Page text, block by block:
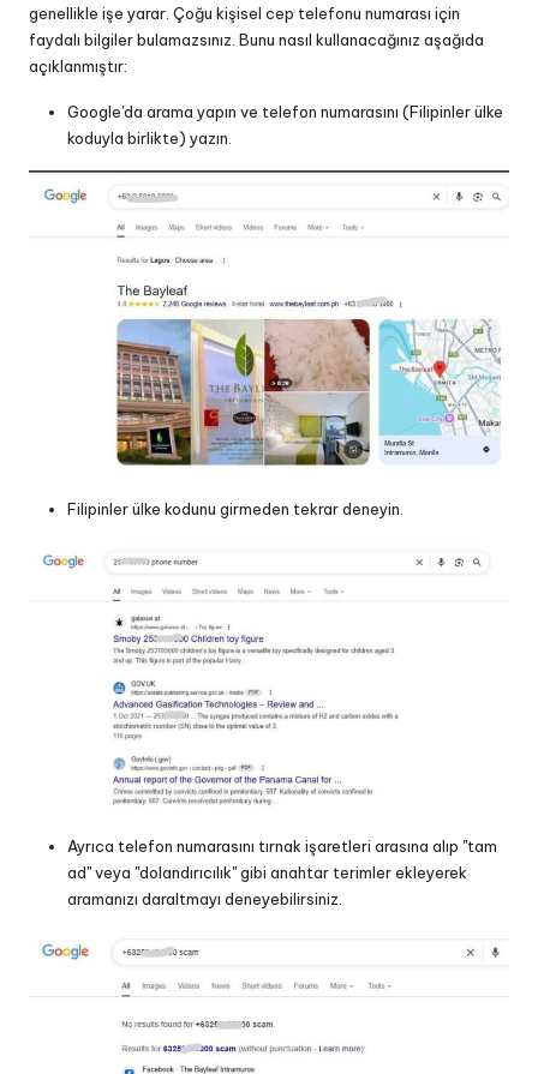
genellikle işe yarar. Çoğu kişisel cep telefonu numarası için
faydalı bilgiler bulamazsınız. Bunu nasıl kullanacağınız aşağıda
açıklanmıştır:
Google'da arama yapın ve telefon numarasını (Filipinler ülke
koduyla birlikte) yazın.
Filipinler ülke kodunu girmeden tekrar deneyin.
Ayrıca telefon numarasını tırnak işaretleri arasına alıp "tam
ad" veya "dolandırıcılık" gibi anahtar terimler ekleyerek
aramanızı daraltmayı deneyebilirsiniz.